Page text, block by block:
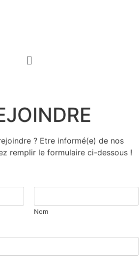
? Etre informé(e) de nos
remplir le formulaire ci-dessous !
Nom